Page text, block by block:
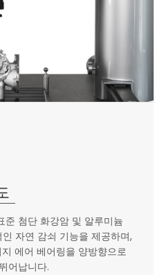
준 첨단 화강암 및 알루미늄
자연 감쇠 기능을 제공하며,
지 에어 베어링을 양방향으로
어납니다.